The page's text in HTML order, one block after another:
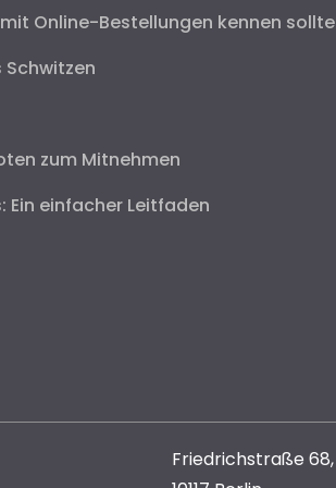
Online-Bestellungen kennen sollte
zum Mitnehmen
einfacher Leitfaden
Friedrichstraße 68,